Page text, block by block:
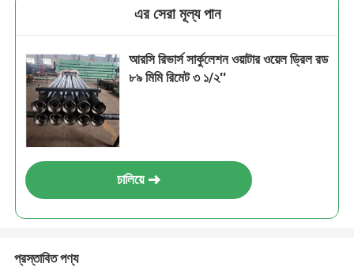
এর সেরা মূল্য পান
আরসি রিভার্স সার্কুলেশন ওয়াটার ওয়েল ড্রিল রড
৮৯ মিমি রিমেট ৩ ১/২''
চালিয়ে
প্রস্তাবিত পণ্য